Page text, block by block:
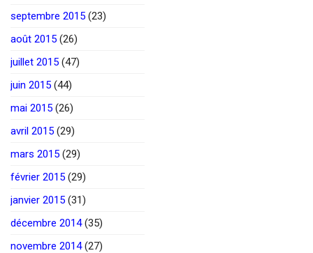
septembre 2015 (23)
août 2015 (26)
juillet 2015 (47)
juin 2015 (44)
mai 2015 (26)
avril 2015 (29)
mars 2015 (29)
février 2015 (29)
janvier 2015 (31)
décembre 2014(35)
novembre 2014(27)